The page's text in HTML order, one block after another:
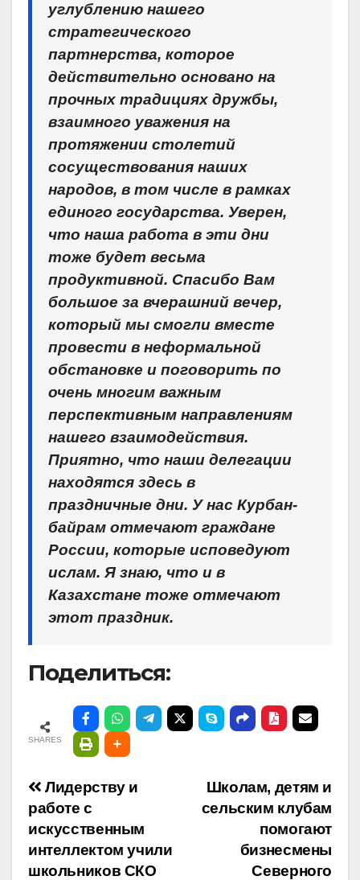
углублению нашего
стратегического
партнерства, которое
действительно основано на
прочных традициях дружбы,
взаимного уважения на
протяжении столетий
сосуществования наших
народов, в том числе в рамках
единого государства. Уверен,
что наша работа в эти дни
тоже будет весьма
продуктивной. Спасибо Вам
большое за вчерашний вечер,
который мы смогли вместе
провести в неформальной
обстановке и поговорить по
очень многим важным
перспективным направлениям
нашего взаимодействия. ​
Приятно, что наши делегации
находятся здесь в
праздничные дни. У нас Курбан-
байрам отмечают граждане
России, которые исповедуют
ислам. Я знаю, что и в
Казахстане тоже отмечают
этот праздник.
Поделиться:
SHARES
Навигация
по
записям
Школам, детям и
сельским клубам
помогают
бизнесмены
Северного
Лидерству и
работе с
искусственным
интеллектом учили
школьников СКО